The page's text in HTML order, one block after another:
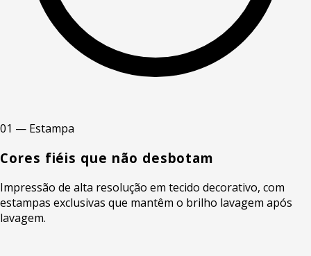
01 — Estampa
Cores fiéis que não desbotam
Impressão de alta resolução em tecido decorativo, com
estampas exclusivas que mantêm o brilho lavagem após
lavagem.